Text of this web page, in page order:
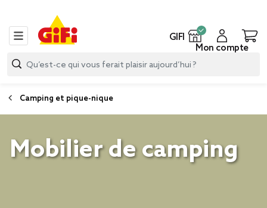
GIFI
Mon compte
Camping et pique-nique
Mobilier de camping